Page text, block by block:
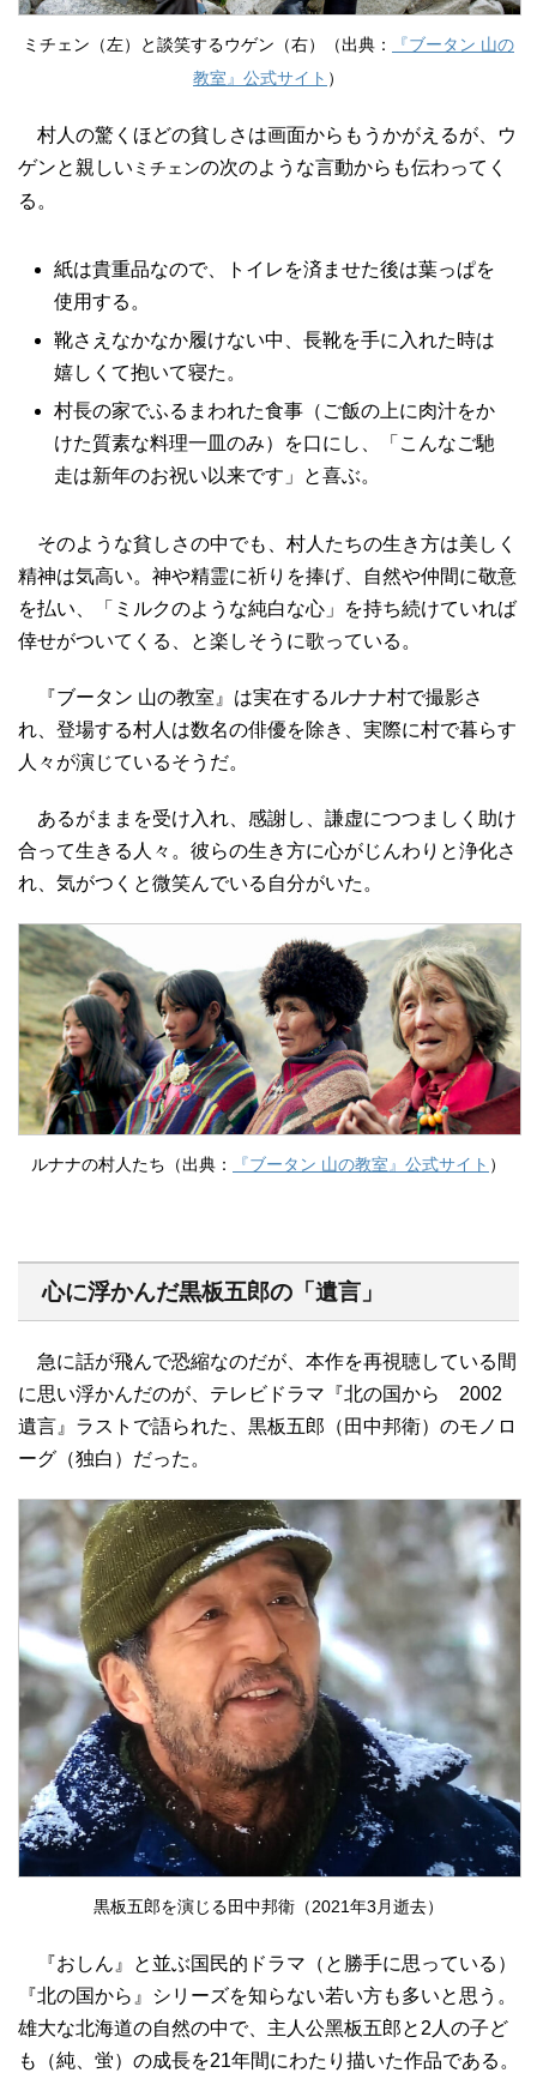
ミチェン（左）と談笑するウゲン（右）（出典：
『ブータン 山の
教室』公式サイト ）
村人の驚くほどの貧しさは画面からもうかがえるが、ウ
ゲンと親しい ミチェンの次のような言動からも伝わってく
る。
紙は貴重品なので、トイレを済ませた後は葉っぱを
使用する。
靴さえなかなか履けない中、長靴を手に入れた時は
嬉しくて抱いて寝た。
村長の家でふるまわれた食事（ご飯の上に肉汁をか
けた質素な料理一皿のみ）を口にし、「こんなご馳
走は新年のお祝い以来です」と喜ぶ。
そのような貧しさの中でも、村人たちの生き方は美しく
精神は気高い。神や精霊に祈りを捧げ、自然や仲間に敬意
を払い、「ミルクのような純白な心」を持ち続けていれば
倖せがついてくる、と楽しそうに歌っている。
『ブータン 山の教室』は実在するルナナ村で撮影さ
れ、登場する村人は数名の俳優を除き、実際に村で暮らす
人々が演じているそうだ。
あるがままを受け入れ、感謝し、謙虚につつましく助け
合って生きる人々。彼らの生き方に心がじんわりと浄化さ
れ、気がつくと微笑んでいる自分がいた。
ルナナの村人たち（出典： 『ブータン 山の教室』公式サイト ）
心に浮かんだ黒板五郎の「遺言」
急に話が飛んで恐縮なのだが、本作を再視聴している間
に思い浮かんだのが、テレビドラマ『北の国から 2002
遺言』ラストで語られた、黒板五郎（田中邦衛）のモノロ
ーグ（独白）だった。
黒板五郎を演じる田中邦衛（2021年3月逝去）
『おしん』と並ぶ国民的ドラマ（と勝手に思っている）
『北の国から』シリーズを知らない若い方も多いと思う。
雄大な北海道の自然の中で、主人公黑板五郎と2人の子ど
も（純、蛍）の成長を21年間にわたり描いた作品である。